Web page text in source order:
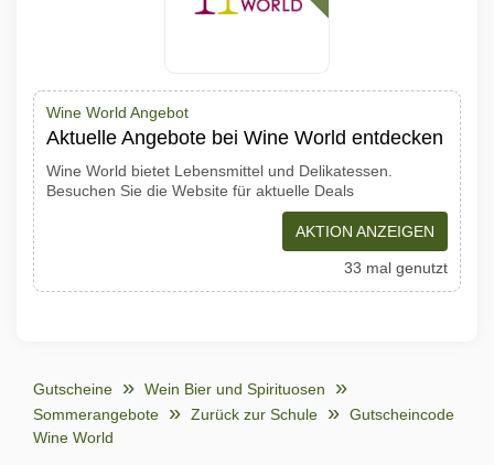
Wine World Angebot
Aktuelle Angebote bei Wine World entdecken
Wine World bietet Lebensmittel und Delikatessen.
Besuchen Sie die Website für aktuelle Deals
AKTION ANZEIGEN
33 mal genutzt
Gutscheine
Wein Bier und Spirituosen
Sommerangebote
Zurück zur Schule
Gutscheincode
Wine World